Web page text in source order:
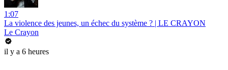
1:07
La violence des jeunes, un échec du système ? | LE CRAYON
Le Crayon
il y a 6 heures